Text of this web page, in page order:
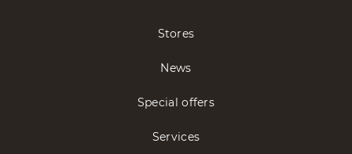
Stores
News
Special offers
Services